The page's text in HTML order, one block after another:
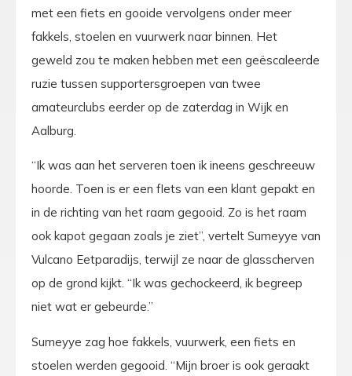
met een fiets en gooide vervolgens onder meer
fakkels, stoelen en vuurwerk naar binnen. Het
geweld zou te maken hebben met een geëscaleerde
ruzie tussen supportersgroepen van twee
amateurclubs eerder op de zaterdag in Wijk en
Aalburg.
“Ik was aan het serveren toen ik ineens geschreeuw
hoorde. Toen is er een fIets van een klant gepakt en
in de richting van het raam gegooid. Zo is het raam
ook kapot gegaan zoals je ziet”, vertelt Sumeyye van
Vulcano Eetparadijs, terwijl ze naar de glasscherven
op de grond kijkt. “Ik was gechockeerd, ik begreep
niet wat er gebeurde.”
Sumeyye zag hoe fakkels, vuurwerk, een fiets en
stoelen werden gegooid. “Mijn broer is ook geraakt